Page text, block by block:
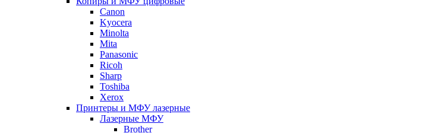
Canon
Kyocera
Minolta
Mita
Panasonic
Ricoh
Sharp
Toshiba
Xerox
Принтеры и МФУ лазерные
Лазерные МФУ
Brother